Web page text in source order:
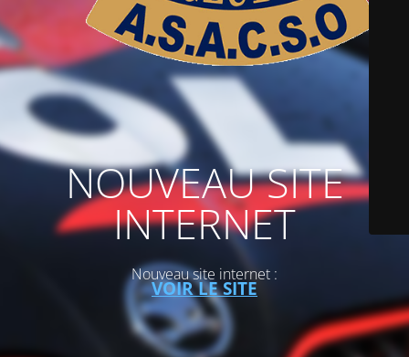
NOUVEAU SITE
INTERNET
Nouveau site internet :
VOIR LE SITE